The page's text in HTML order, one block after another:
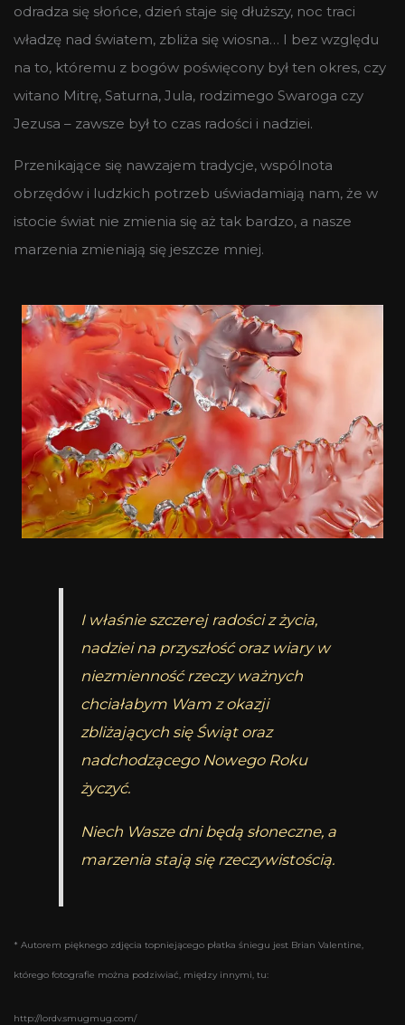
odradza się słońce, dzień staje się dłuższy, noc traci
władzę nad światem, zbliża się wiosna… I bez względu
na to, któremu z bogów poświęcony był ten okres, czy
witano Mitrę, Saturna, Jula, rodzimego Swaroga czy
Jezusa – zawsze był to czas radości i nadziei.
Przenikające się nawzajem tradycje, wspólnota
obrzędów i ludzkich potrzeb uświadamiają nam, że w
istocie świat nie zmienia się aż tak bardzo, a nasze
marzenia zmieniają się jeszcze mniej.
I właśnie szczerej radości z życia,
nadziei na przyszłość oraz wiary w
niezmienność rzeczy ważnych
chciałabym Wam z okazji
zbliżających się Świąt oraz
nadchodzącego Nowego Roku
życzyć.
Niech Wasze dni będą słoneczne, a
marzenia stają się rzeczywistością.
* Autorem pięknego zdjęcia topniejącego płatka śniegu jest Brian Valentine,
którego fotografie można podziwiać, między innymi, tu:
http://lordv.smugmug.com/